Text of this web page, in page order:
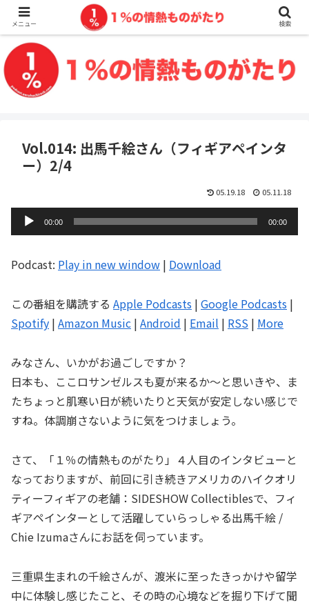
Vol.014: 出馬千絵さん（フィギアペインタ
ー）2/4
05.19.18 05.11.18
声
レ
ヤ
ー
00:00 00:00
Podcast: Play in new window | Download
この番組を購読する Apple Podcasts | Google Podcasts |
Spotify | Amazon Music | Android | Email | RSS | More
みなさん、いかがお過ごしですか？
日本も、ここロサンゼルスも夏が来るか〜と思いきや、ま
たちょっと肌寒い日が続いたりと天気が安定しない感じで
すね。体調崩さないように気をつけましょう。
さて、「１％の情熱ものがたり」４人目のインタビューと
なっておりますが、前回に引き続きアメリカのハイクオリ
ティーフィギアの老舗：SIDESHOW Collectiblesで、フィ
ギアペインターとして活躍していらっしゃる出馬千絵 /
Chie Izumaさんにお話を伺っています。
三重県生まれの千絵さんが、渡米に至ったきっかけや留学
中に体験し感じたこと、その時の心境などを掘り下げて聞
メニュー 検索